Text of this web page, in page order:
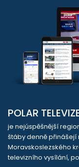
POLAR
je nejúspěšnější
štáby denně
Moravskoslezského
televizního vysílání,